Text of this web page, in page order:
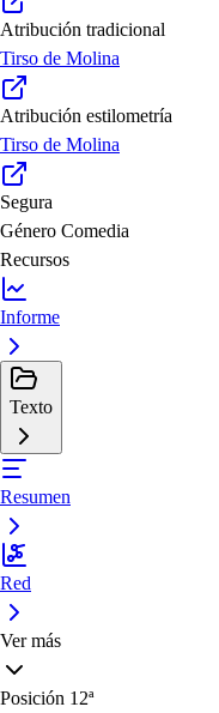
Atribución tradicional
Tirso de Molina
Atribución estilometría
Tirso de Molina
Segura
Género Comedia
Recursos
Informe
Texto
Resumen
Red
Ver más
Posición 12ª